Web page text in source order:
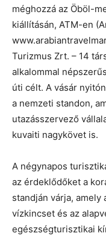
méghozzá az Öböl-
kiállításán, ATM-en
Turizmus Zrt. – 14
alkalommal
úti célt. A vásár
a nemzeti standon,
utazásszervező
kuvaiti nagykövet is.
A négynapos
az érdeklődőket a
standján várja, amely
vízkincset és az
egészségturisztikai